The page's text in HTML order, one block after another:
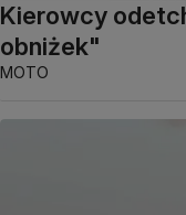
Kierowcy
obniżek"
MOTO